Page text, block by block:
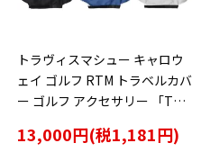
トラヴィスマシュー キャロウ
ェイ ゴルフ RTM トラベルカバ
ー ゴルフ アクセサリー 「TRA
年春夏モデル日本正規品
13,000円(税1,181円)